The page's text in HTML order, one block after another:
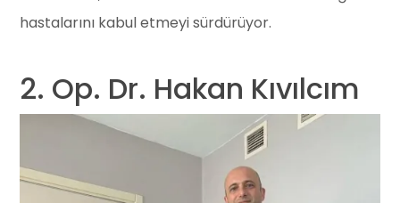
hastalarını kabul etmeyi sürdürüyor.
2. Op. Dr. Hakan Kıvılcım